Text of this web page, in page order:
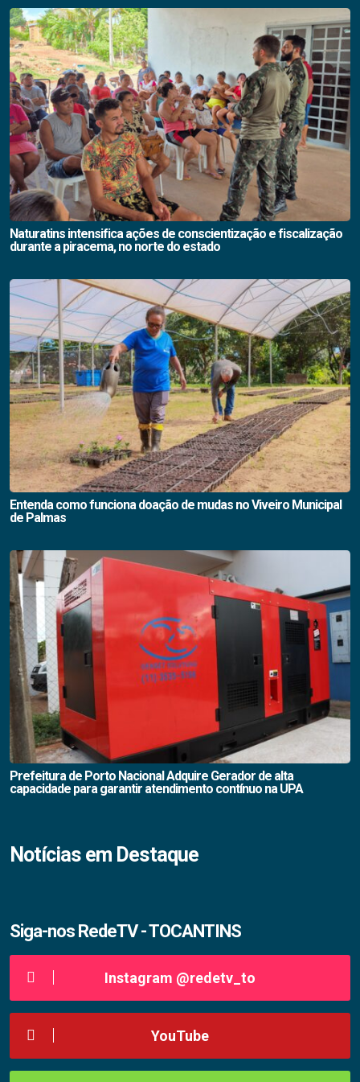
Naturatins intensifica ações de conscientização e fiscalização
durante a piracema, no norte do estado
Entenda como funciona doação de mudas no Viveiro Municipal
de Palmas
Prefeitura de Porto Nacional Adquire Gerador de alta
capacidade para garantir atendimento contínuo na UPA
Notícias em Destaque
Siga-nos RedeTV - TOCANTINS
Instagram @redetv_to
YouTube